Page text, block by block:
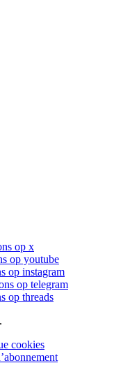
op x
op youtube
op instagram
op telegram
op threads
cookies